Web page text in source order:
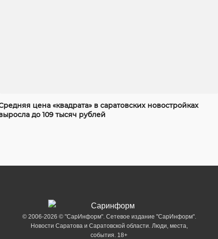
цена «квадрата» в саратовских новостройках
до 109 тысяч рублей
© 2006-2026 © "СарИнформ". Сетевое издание "СарИнформ".
Новости Саратова и Саратовской области. Люди, места,
события. 18+